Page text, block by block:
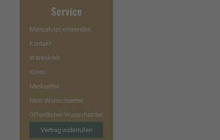
Service
Manuskript einsenden
Kontakt
Warenkorb
Konto
Merkzettel
Mein Wunschzettel
Öffentlicher Wunschzettel
Vertrag widerrufen